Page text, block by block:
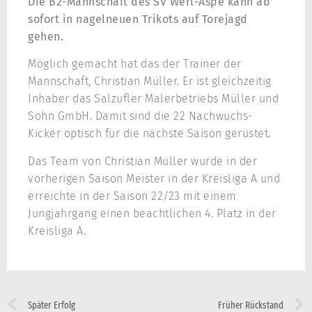
sofort in nagelneuen Trikots auf Torejagd
gehen.
Möglich gemacht hat das der Trainer der
Mannschaft, Christian Müller. Er ist gleichzeitig
Inhaber das Salzufler Malerbetriebs Müller und
Sohn GmbH. Damit sind die 22 Nachwuchs-
Kicker optisch für die nächste Saison gerüstet.
Das Team von Christian Müller wurde in der
vorherigen Saison Meister in der Kreisliga A und
erreichte in der Saison 22/23 mit einem
Jungjahrgang einen beachtlichen 4. Platz in der
Kreisliga A.
Später Erfolg Früher Rückstand